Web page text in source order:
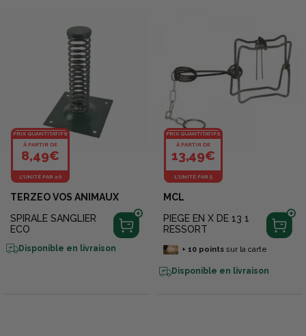
PRIX QUANTITATIFS
À PARTIR DE
8,49€
L'UNITÉ PAR 20
TERZEO VOS ANIMAUX
SPIRALE SANGLIER
ECO
Disponible en livraison
PRIX QUANTITATIFS
À PARTIR DE
13,49€
L'UNITÉ PAR 5
MCL
PIEGE EN X DE 13 1
RESSORT
+ 10pointssur la carte
Disponible en livraison